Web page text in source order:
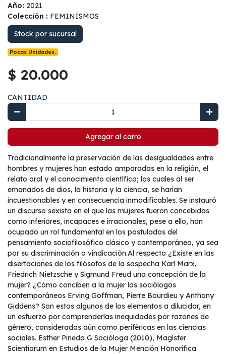
Año: 2021
Colección : FEMINISMOS
Stock por sucursal
Pocas Unidades.
$ 20.000
CANTIDAD
Agregar al carro
Tradicionalmente la preservación de las desigualdades entre
hombres y mujeres han estado amparadas en la religión, el
relato oral y el conocimiento científico; los cuales al ser
emanados de dios, la historia y la ciencia, se harían
incuestionables y en consecuencia inmodificables. Se instauró
un discurso sexista en el que las mujeres fueron concebidas
como inferiores, incapaces e irracionales, pese a ello, han
ocupado un rol fundamental en los postulados del
pensamiento sociofilosófico clásico y contemporáneo, ya sea
por su discriminación o vindicación.Al respecto ¿Existe en las
disertaciones de los filósofos de la sospecha Karl Marx,
Friedrich Nietzsche y Sigmund Freud una concepción de la
mujer? ¿Cómo conciben a la mujer los sociólogos
contemporáneos Erving Goffman, Pierre Bourdieu y Anthony
Giddens? Son estos algunos de los elementos a dilucidar, en
un esfuerzo por comprenderlas inequidades por razones de
género, consideradas aún como periféricas en las ciencias
sociales. Esther Pineda G Socióloga (2010), Magíster
Scientiarum en Estudios de la Mujer Mención Honorífica